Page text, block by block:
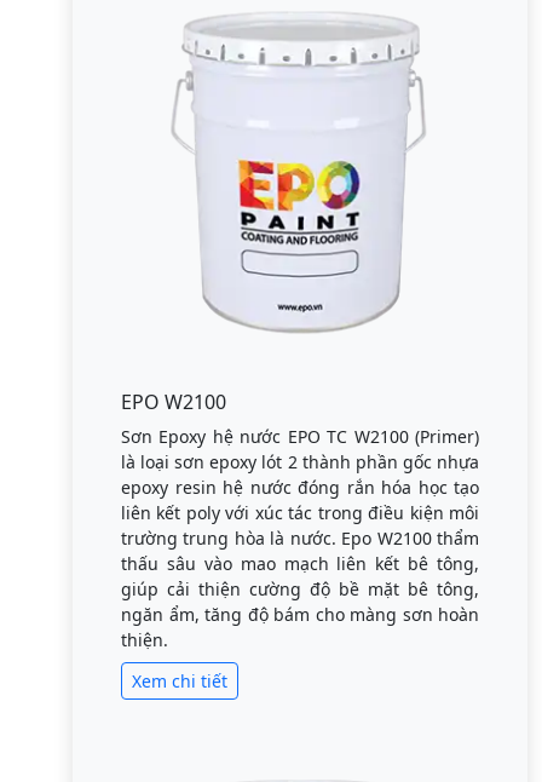
EPO W2100
Sơn Epoxy hệ nước EPO TC W2100 (Primer)
là loại sơn epoxy lót 2 thành phần gốc nhựa
epoxy resin hệ nước đóng rắn hóa học tạo
liên kết poly với xúc tác trong điều kiện môi
trường trung hòa là nước. Epo W2100 thẩm
thấu sâu vào mao mạch liên kết bê tông,
giúp cải thiện cường độ bề mặt bê tông,
ngăn ẩm, tăng độ bám cho màng sơn hoàn
thiện.
Xem chi tiết